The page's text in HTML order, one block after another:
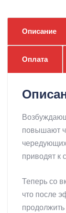
ЯБЛОКО
КОРИЦА,
(БРАЗИЛИЯ-
Описание
Оплата
повышают
приводят к
Теперь со
что после